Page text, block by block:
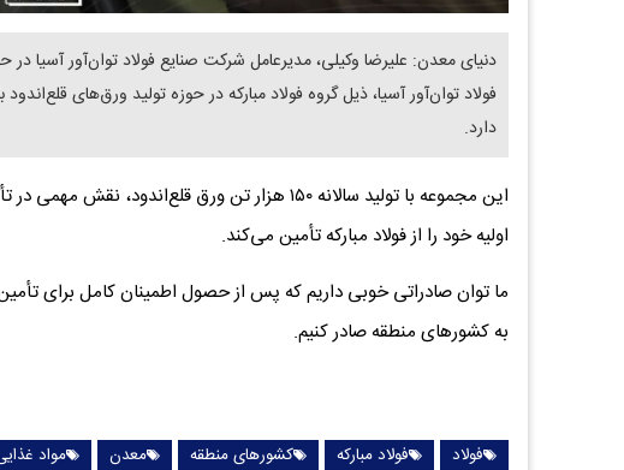
دنیای معدن: علیرضا وکیلی، مدیرعامل شرکت صنایع فولاد توان‌آور آسیا در
فولاد توان‌آور آسیا، ذیل گروه فولاد مبارکه در حوزه تولید ورق‌های
دارد.
این مجموعه با تولید سالانه ۱۵۰ هزار تن ورق
اولیه خود را از فولاد مبارکه تأمین می‌کند.
ما توان صادراتی خوبی داریم که پس از حصول اطمینان کامل برای
به کشورهای منطقه صادر کنیم.
فولاد فولاد مبارکه کشورهای منطقه معدن مواد